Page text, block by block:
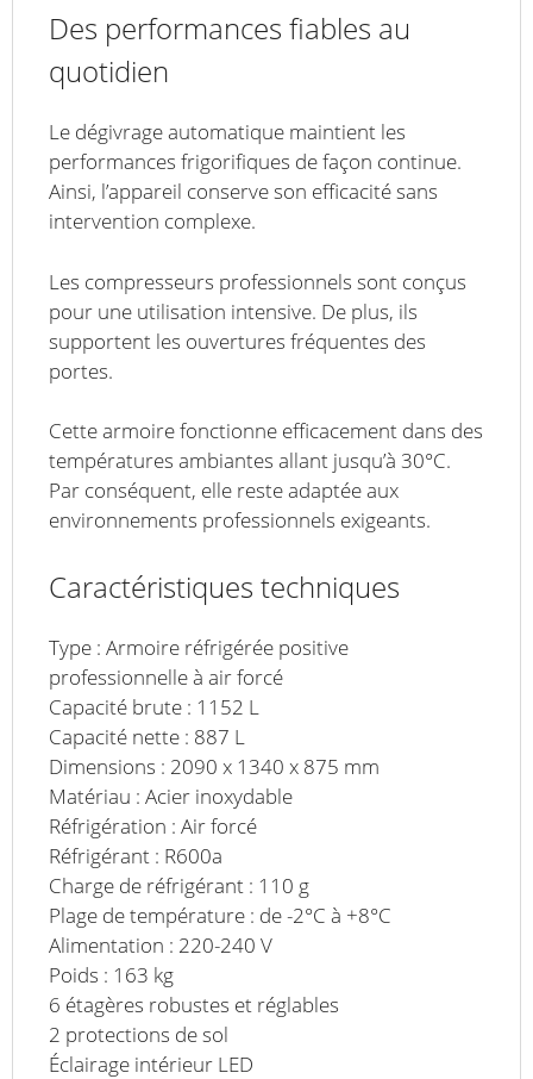
Des performances fiables au
quotidien
Le dégivrage automatique maintient les
performances frigorifiques de façon continue.
Ainsi, l’appareil conserve son efficacité sans
intervention complexe.
Les compresseurs professionnels sont conçus
pour une utilisation intensive. De plus, ils
supportent les ouvertures fréquentes des
portes.
Cette armoire fonctionne efficacement dans des
températures ambiantes allant jusqu’à 30°C.
Par conséquent, elle reste adaptée aux
environnements professionnels exigeants.
Caractéristiques techniques
Type : Armoire réfrigérée positive
professionnelle à air forcé
Capacité brute : 1152 L
Capacité nette : 887 L
Dimensions : 2090 x 1340 x 875 mm
Matériau : Acier inoxydable
Réfrigération : Air forcé
Réfrigérant : R600a
Charge de réfrigérant : 110 g
Plage de température : de -2°C à +8°C
Alimentation : 220-240 V
Poids : 163 kg
6 étagères robustes et réglables
2 protections de sol
Éclairage intérieur LED